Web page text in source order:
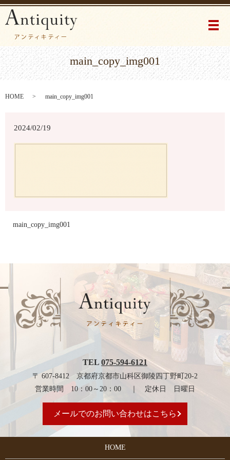
メ
main_copy_img001
HOME main_copy_img001
2024/02/19
main_copy_img001
TEL 075-594-6121
〒 607-8412 京都府京都市山科区御陵四丁野町20-2
営業時間 10：00～20：00 ｜ 定休日 日曜日
メールでのお問い合わせはこちら
HOME